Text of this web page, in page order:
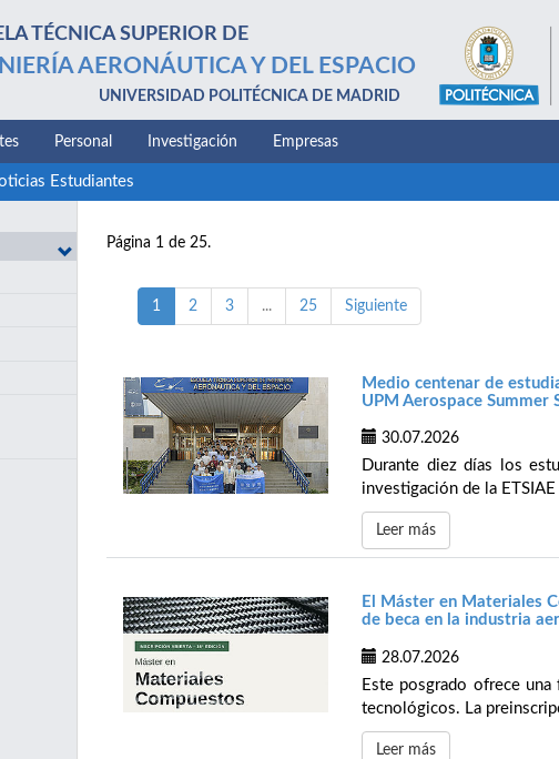
TÉCNICA SUPERIOR DE
AERONÁUTICA Y DEL ESPACIO
UNIVERSIDAD POLITÉCNICA DE MADRID
Personal Investigación Empresas
Estudiantes
Página 1 de 25.
1 2 3 ... 25 Siguiente
Medio centenar de
UPM Aerospace Summer
30.07.2026
Durante diez días los
investigación de la
Leer más
El Máster en Materiales
de beca en la industria
28.07.2026
Este posgrado ofrece una
tecnológicos. La
Leer más